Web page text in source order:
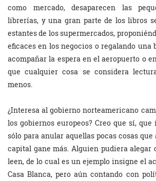
como mercado, desaparecen las
librerías, y una gran parte de los libros
estantes de los supermercados,
eficaces en los negocios o regalando una
acompañar la espera en el aeropuerto o
que cualquier cosa se considera
menos.
¿Interesa al gobierno norteamericano
los gobiernos europeos? Creo que sí,
sólo para anular aquellas pocas cosas
capital gane más. Alguien pudiera alegar
leen, de lo cual es un ejemplo insigne el
Casa Blanca, pero aún contando con